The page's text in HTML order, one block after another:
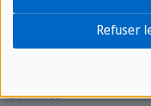
Francfort
Écoles pour adultes
Londres
Refuser